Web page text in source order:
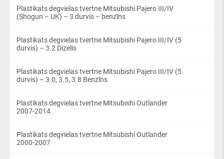
Plastikats degvielas tvertne Mitsubishi Pajero III/IV
(Shogun – UK) – 3 durvis – benzīns
Plastikats degvielas tvertne Mitsubishi Pajero III/IV (5
durvis) – 3.2 Dizelis
Plastikats degvielas tvertne Mitsubishi Pajero III/IV (5
durvis) – 3.0, 3.5, 3.8 Benzīns
Plastikats degvielas tvertne Mitsubishi Outlander
2007-2014
Plastikats degvielas tvertne Mitsubishi Outlander
2000-2007